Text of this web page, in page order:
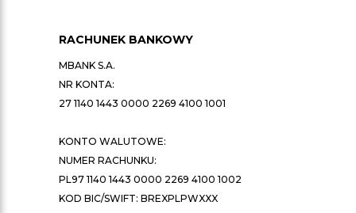
RACHUNEK BANKOWY
MBANK S.A.
NR KONTA:
27 1140 1443 0000 2269 4100 1001
KONTO WALUTOWE:
NUMER RACHUNKU:
PL97 1140 1443 0000 2269 4100 1002
KOD BIC/SWIFT: BREXPLPWXXX